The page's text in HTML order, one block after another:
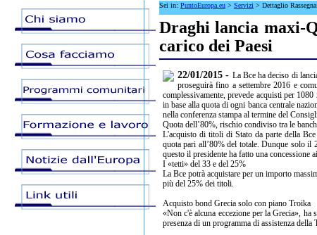
Sei in: PuntoEuropa.eu > Servizi > Dettaglio
Draghi lancia maxi-
carico dei Paesi
22/01/2015 - La Bce ha deciso di
proseguirà fino a settembre 2016 e
complessivamente, prevede acquisti per
in base alla quota di ogni banca centrale
nella conferenza stampa al termine del
Quota dell’80%, rischio condiviso tra le
L'acquisto di titoli di Stato da parte della
quota pari all’80% del totale. Dunque solo il
questo il presidente ha fatto una concessione
I «tetti» del 33 e del 25%
La Bce potrà acquistare per un importo
più del 25% dei titoli.
Acquisto bond Grecia solo con piano Troika
«Non c'è alcuna eccezione per la Grecia»,
presenza di un programma di assistenza della